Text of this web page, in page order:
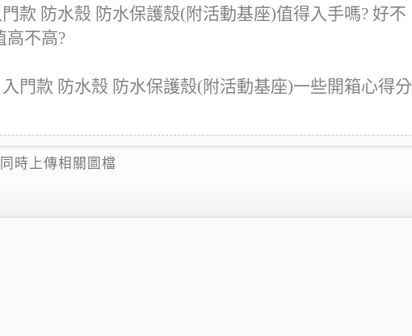
款 防水殼 防水保護殼(附活動基座)值得入手嗎? 好不
高不高?
入門款 防水殼 防水保護殼(附活動基座)一些開箱心得分